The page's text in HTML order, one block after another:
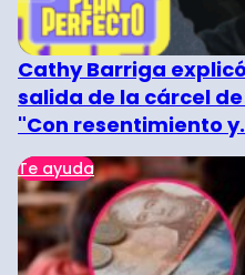
Cathy Barriga
salida de la cárcel
"Con resentimiento
Te ayuda